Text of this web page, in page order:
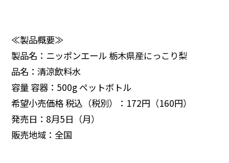
≪製品概要≫
製品名：ニッポンエール 栃木県産にっこり梨
品名：清涼飲料水
容量 容器：500g ペットボトル
希望小売価格 税込（税別）：172円（160円）
発売日：8月5日（月）
販売地域：全国